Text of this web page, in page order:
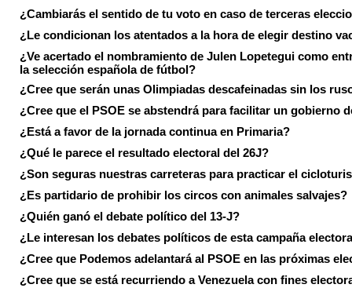
¿Cambiarás el sentido de tu voto en caso de terceras
¿Le condicionan los atentados a la hora de elegir destino
¿Ve acertado el nombramiento de Julen Lopetegui como
la selección española de fútbol?
¿Cree que serán unas Olimpiadas descafeinadas sin los
¿Cree que el PSOE se abstendrá para facilitar un gobierno
¿Está a favor de la jornada continua en Primaria?
¿Qué le parece el resultado electoral del 26J?
¿Son seguras nuestras carreteras para practicar el
¿Es partidario de prohibir los circos con animales salvajes?
¿Quién ganó el debate político del 13-J?
¿Le interesan los debates políticos de esta campaña
¿Cree que Podemos adelantará al PSOE en las próximas
¿Cree que se está recurriendo a Venezuela con fines